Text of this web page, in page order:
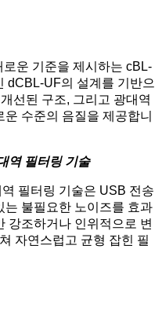
운 기준을 제시하는 cBL-
dCBL-UF의 설계를 기반으
선된 구조, 그리고 광대역
수준의 음질을 제공합니
역 필터링 기술
필터링 기술은 USB 전송
불필요한 노이즈를 효과
강조하거나 인위적으로 변
자연스럽고 균형 잡힌 필